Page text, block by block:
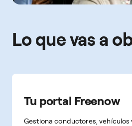
Lo que vas a
Tu portal Freenow
Gestiona conductores, vehículos